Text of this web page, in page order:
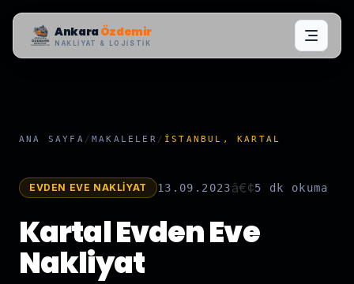
AnkaraÖzdemir
NAKLIYAT & LOJISTIK
ANA SAYFA /MAKALELER / İSTANBUL, KARTAL
EVDEN EVE NAKLIYAT 13.09.2023â€¢5 dk okuma
Kartal Evden Eve
Nakliyat